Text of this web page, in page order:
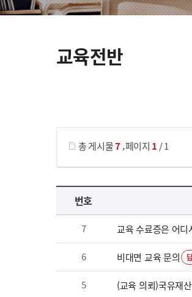
교육전반
총 게시물7,페이지 1 / 1
교육전반 목록 으로 번호, 제목, 작성자, 조회수, 등록 일로 나열 되고 있습니다.
번호
7 교육 수료증은 어디
6 비대면 교육 문의
5 (교육 의뢰)국유재